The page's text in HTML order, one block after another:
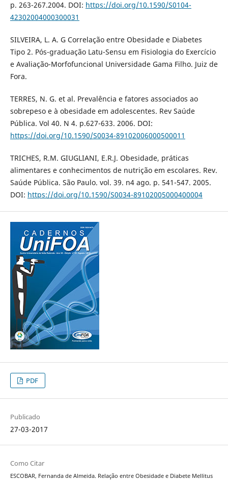
p. 263-267.2004. DOI: https://doi.org/10.1590/S0104-
42302004000300031
SILVEIRA, L. A. G Correlação entre Obesidade e Diabetes
Tipo 2. Pós-graduação Latu-Sensu em Fisiologia do Exercício
e Avaliação-Morfofuncional Universidade Gama Filho. Juiz de
Fora.
TERRES, N. G. et al. Prevalência e fatores associados ao
sobrepeso e à obesidade em adolescentes. Rev Saúde
Pública. Vol 40. N 4. p.627-633. 2006. DOI:
https://doi.org/10.1590/S0034-89102006000500011
TRICHES, R.M. GIUGLIANI, E.R.J. Obesidade, práticas
alimentares e conhecimentos de nutrição em escolares. Rev.
Saúde Pública. São Paulo. vol. 39. n4 ago. p. 541-547. 2005.
DOI: https://doi.org/10.1590/S0034-89102005000400004
PDF
Publicado
27-03-2017
Como Citar
ESCOBAR, Fernanda de Almeida. Relação entre Obesidade e Diabete Mellitus